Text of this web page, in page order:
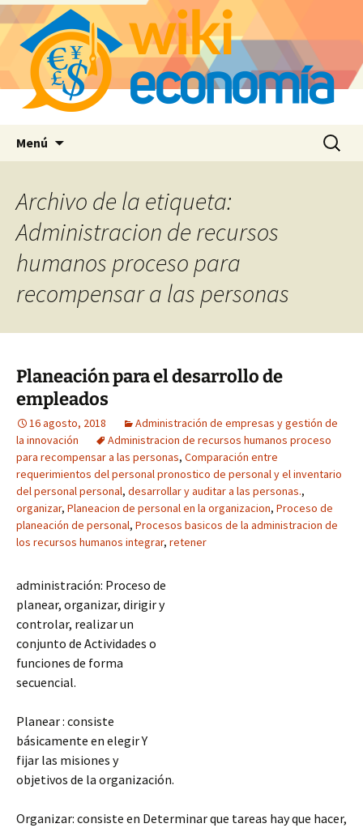
Menú Buscar:
Archivo de la etiqueta:
Administracion de recursos
humanos proceso para
recompensar a las personas
Planeación para el desarrollo de
empleados
16 agosto, 2018
Administración de empresas y gestión de
la innovación
Administracion de recursos humanos proceso
para recompensar a las personas, Comparación entre
requerimientos del personal pronostico de personal y el inventario
del personal personal, desarrollar y auditar a las personas.,
organizar, Planeacion de personal en la organizacion, Proceso de
planeación de personal, Procesos basicos de la administracion de
los recursos humanos integrar, retener
administración: Proceso de
planear, organizar, dirigir y
controlar, realizar un
conjunto de Actividades o
funciones de forma
secuencial.
Planear : consiste
básicamente en elegir Y
fijar las misiones y
objetivos de la organización.
Organizar: consiste en Determinar que tareas hay que hacer,